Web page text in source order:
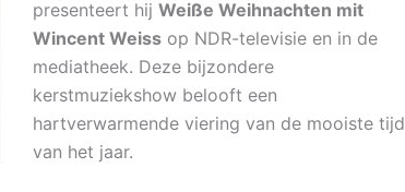
presenteert hij Weiße Weihnachten mit
Wincent Weissop NDR-televisie en in de
mediatheek. Deze bijzondere
kerstmuziekshow belooft een
hartverwarmende viering van de mooiste tijd
van het jaar.